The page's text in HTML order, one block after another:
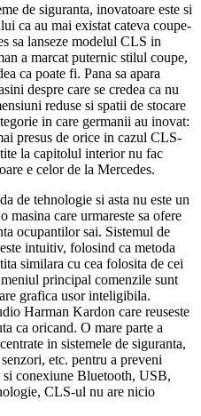
de siguranta, inovatoare este si
ca au mai existat cateva coupe-
sa lanseze modelul CLS in
a marcat puternic stilul coupe,
ca poate fi. Pana sa apara
despre care se credea ca nu
reduse si spatii de stocare
in care germanii au inovat:
presus de orice in cazul CLS-
la capitolul interior nu fac
e celor de la Mercedes.
de tehnologie si asta nu este un
masina care urmareste sa ofere
ocupantilor sai. Sistemul de
intuitiv, folosind ca metoda
similara cu cea folosita de cei
principal comenzile sunt
grafica usor inteligibila.
Harman Kardon care reuseste
ca oricand. O mare parte a
in sistemele de siguranta,
etc. pentru a preveni
si conexiune Bluetooth, USB,
CLS-ul nu are nicio